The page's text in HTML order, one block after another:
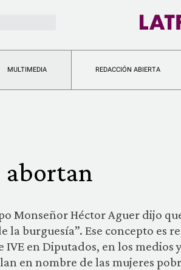
MULTIMEDIA REDACCIÓN ABIERTA
abortan
Monseñor Héctor Aguer dijo
la burguesía”. Ese concepto es
IVE en Diputados, en los medios
en nombre de las mujeres